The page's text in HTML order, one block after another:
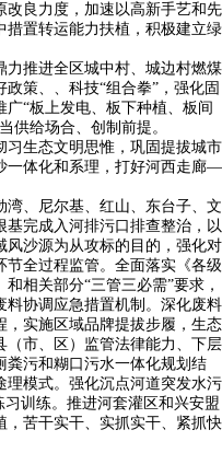
改良力度，加速以高新手艺和先
措置转运能力扶植，积极建立绿
推进全区城中村、城边村燃煤
策、、科技“组合拳”，强化固
“板上发电、板下种植、板间
供给场合、创制前提。
生态文明思惟，巩固提拔城市
一体化和系理，打好河西走廊—
、尼尔基、红山、东台子、文
完成入河排污口排查整治，以
风沙源为从攻标的目的，强化对
全过程监管。全面落实《各级
相关部分“三管三必需”要求，
料协调应急措置机制。深化废料
，实施区域品牌提拔步履，生态
（市、区）监管法律能力、下层
粪污和糊口污水一体化规划结
理模式。强化沉点河道突发水污
训练。推进河套灌区和兴安盟
，苦干实干、实抓实干、紧抓快